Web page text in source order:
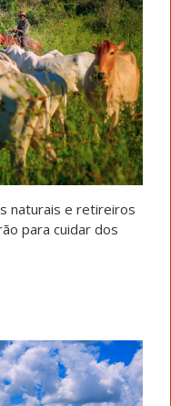
naturais e retireiros
para cuidar dos